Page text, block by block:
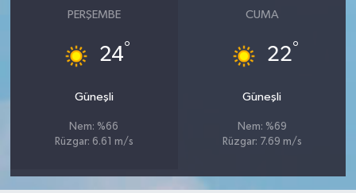
PERŞEMBE
24°
Güneşli
Nem: %66
Rüzgar: 6.61 m/s
CUMA
22°
Güneşli
Nem: %69
Rüzgar: 7.69 m/s